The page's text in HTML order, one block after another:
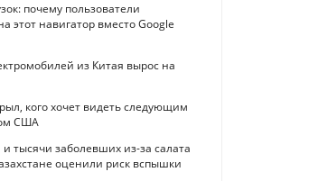
почему пользователи
этот навигатор вместо Google
из Китая вырос на
кого хочет видеть следующим
США
тысячи заболевших из-за салата
оценили риск вспышки